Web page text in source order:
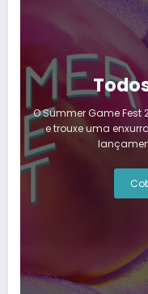
O Summer Game
e trouxe uma